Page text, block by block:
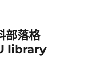
部落格
library